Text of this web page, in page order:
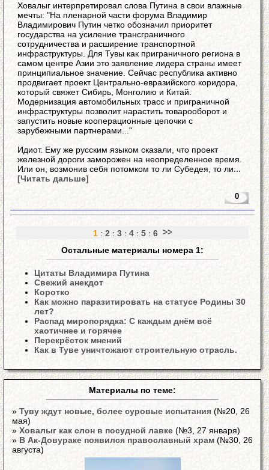
Ховалыг интерпретировал слова Путина в свои влажные
мечты: "На пленарной части форума Владимир
Владимирович Путин четко обозначил приоритет
государства на усиление трансграничного
сотрудничества и расширение транспортной
инфраструктуры. Для Тувы как приграничного региона в
самом центре Азии это заявление лидера страны имеет
принципиальное значение. Сейчас республика активно
продвигает проект Центрально-евразийского коридора,
который свяжет Сибирь, Монголию и Китай.
Модернизация автомобильных трасс и приграничной
инфраструктуры позволит нарастить товарооборот и
запустить новые кооперационные цепочки с
зарубежными партнерами..."
Идиот. Ему же русским языком сказали, что проект
железной дороги заморожен на неопределенное время.
Или он, возмонив себя потомком то ли Субедея, то ли...
[Читать дальше]
0
1 : 2 : 3 : 4 : 5 : 6
Остальные материалы номера 1:
Цитаты Владимира Путина
Свежий анекдот
Коротко
Как можно паразитировать на статусе Родины 30
лет?
Распад миропорядка: С каждым днём всё
хаотичнее и горячее
Перекрёсток мнений
Как в Туве уничтожают строительную отрасль.
Материалы по теме:
» Туву ждут новые, более суровые испытания (№20, 26
мая)
» Ховалыг как слон в посудной лавке (№3, 27 января)
» В Ак-Довураке появился православный храм (№30, 26
августа)